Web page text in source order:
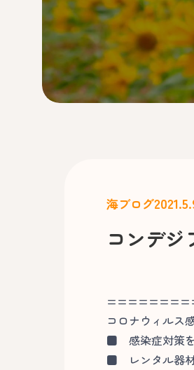
海ブログ
コンデジ
コロナウィルス
■ 感染症対策
■ レンタル器